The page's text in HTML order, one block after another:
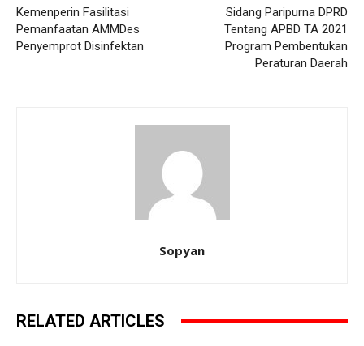
Kemenperin Fasilitasi
Pemanfaatan AMMDes
Penyemprot Disinfektan
Sidang Paripurna DPRD
Tentang APBD TA 2021
Program Pembentukan
Peraturan Daerah
Sopyan
RELATED ARTICLES